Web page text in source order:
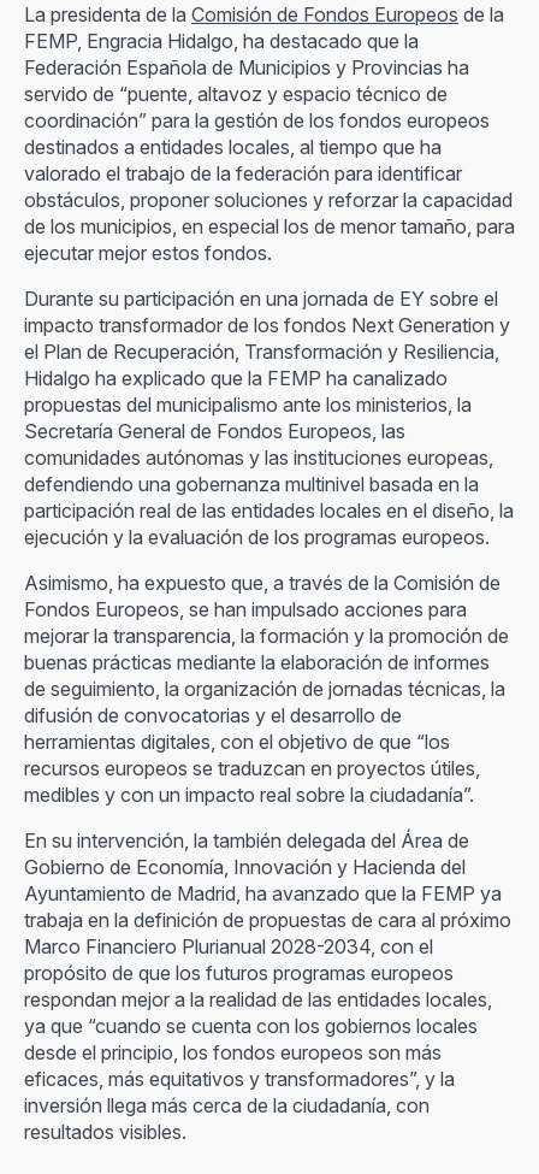
La presidenta de la Comisión de Fondos Europeos de la
FEMP, Engracia Hidalgo, ha destacado que la
Federación Española de Municipios y Provincias ha
servido de “puente, altavoz y espacio técnico de
coordinación” para la gestión de los fondos europeos
destinados a entidades locales, al tiempo que ha
valorado el trabajo de la federación para identificar
obstáculos, proponer soluciones y reforzar la capacidad
de los municipios, en especial los de menor tamaño, para
ejecutar mejor estos fondos.
Durante su participación en una jornada de EY sobre el
impacto transformador de los fondos Next Generation y
el Plan de Recuperación, Transformación y Resiliencia,
Hidalgo ha explicado que la FEMP ha canalizado
propuestas del municipalismo ante los ministerios, la
Secretaría General de Fondos Europeos, las
comunidades autónomas y las instituciones europeas,
defendiendo una gobernanza multinivel basada en la
participación real de las entidades locales en el diseño, la
ejecución y la evaluación de los programas europeos.
Asimismo, ha expuesto que, a través de la Comisión de
Fondos Europeos, se han impulsado acciones para
mejorar la transparencia, la formación y la promoción de
buenas prácticas mediante la elaboración de informes
de seguimiento, la organización de jornadas técnicas, la
difusión de convocatorias y el desarrollo de
herramientas digitales, con el objetivo de que “los
recursos europeos se traduzcan en proyectos útiles,
medibles y con un impacto real sobre la ciudadanía”.
En su intervención, la también delegada del Área de
Gobierno de Economía, Innovación y Hacienda del
Ayuntamiento de Madrid, ha avanzado que la FEMP ya
trabaja en la definición de propuestas de cara al próximo
Marco Financiero Plurianual 2028-2034, con el
propósito de que los futuros programas europeos
respondan mejor a la realidad de las entidades locales,
ya que “cuando se cuenta con los gobiernos locales
desde el principio, los fondos europeos son más
eficaces, más equitativos y transformadores”, y la
inversión llega más cerca de la ciudadanía, con
resultados visibles.